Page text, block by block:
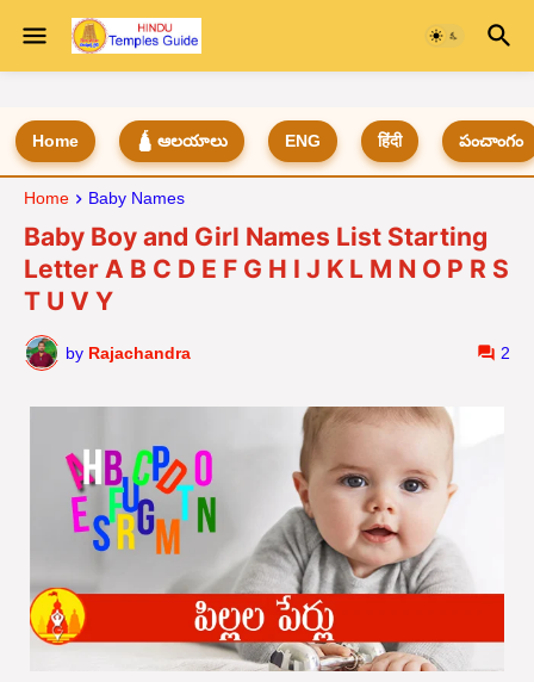
Home 🛕 ఆలయాలు ENG हिंदी పంచాంగం
Home Baby Names
Baby Boy and Girl Names List Starting
Letter A B C D E F G H I J K L M N O P R S
T U V Y
by Rajachandra 2